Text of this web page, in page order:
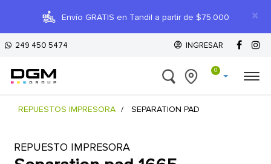
×
Envío GRATIS en Tandil a partir de $75.000
249 450 5474 INGRESAR
0
REPUESTOS IMPRESORA SEPARATION PAD
REPUESTO IMPRESORA